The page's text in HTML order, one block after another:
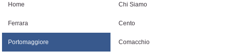
Home Chi Siamo
Ferrara Cento
Portomaggiore Comacchio